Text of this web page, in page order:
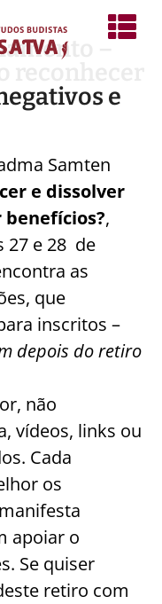
–
reconhecer
e
Samten
e dissolver
,
27 e 28 de
as
que
inscritos –
depois do retiro
não
vídeos, links ou
Cada
os
apoiar o
Se quiser
retiro com